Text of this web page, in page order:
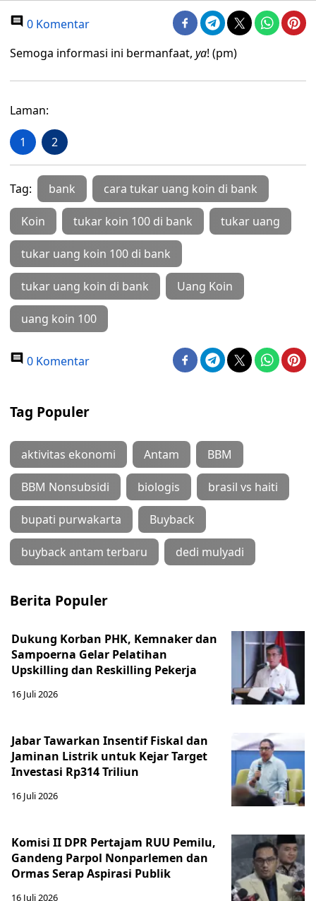
0 Komentar
Semoga informasi ini bermanfaat, ya! (pm)
Laman:
1 2
Tag: bank cara tukar uang koin di bank
Koin tukar koin 100 di bank tukar uang
tukar uang koin 100 di bank
tukar uang koin di bank Uang Koin
uang koin 100
0 Komentar
Tag Populer
aktivitas ekonomi Antam BBM
BBM Nonsubsidi biologis brasil vs haiti
bupati purwakarta Buyback
buyback antam terbaru dedi mulyadi
Berita Populer
Dukung Korban PHK, Kemnaker dan
Sampoerna Gelar Pelatihan
Upskilling dan Reskilling Pekerja
16 Juli 2026
Jabar Tawarkan Insentif Fiskal dan
Jaminan Listrik untuk Kejar Target
Investasi Rp314 Triliun
16 Juli 2026
Komisi II DPR Pertajam RUU Pemilu,
Gandeng Parpol Nonparlemen dan
Ormas Serap Aspirasi Publik
16 Juli 2026